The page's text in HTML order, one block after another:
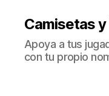
Camisetas y
Apoya a tus
con tu propio